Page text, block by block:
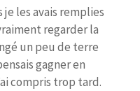
les avais remplies
regarder la
un peu de terre
gagner en
compris trop tard.